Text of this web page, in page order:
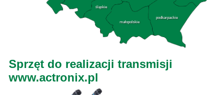
śląskie
małopolskie
podkarpackie
Sprzęt do realizacji transmisji
www.actronix.pl